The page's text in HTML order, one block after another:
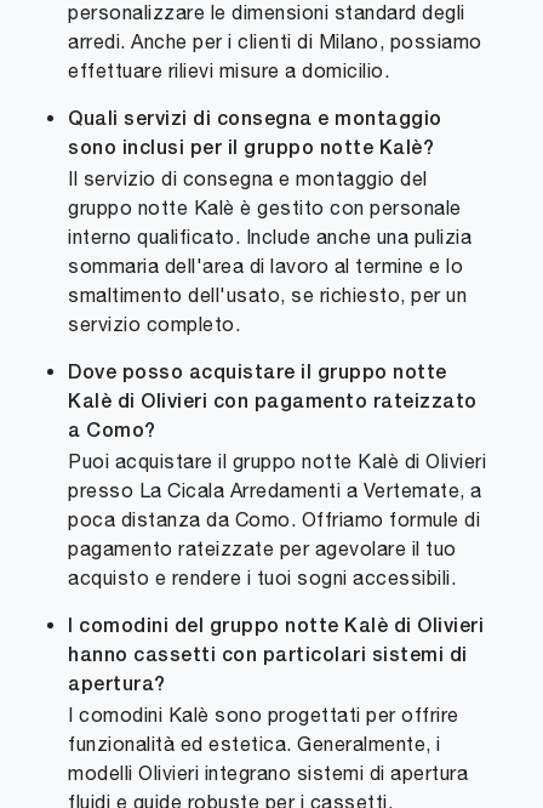
personalizzare le dimensioni standard degli
arredi. Anche per i clienti di Milano, possiamo
effettuare rilievi misure a domicilio.
Quali servizi di consegna e montaggio
sono inclusi per il gruppo notte Kalè?
Il servizio di consegna e montaggio del
gruppo notte Kalè è gestito con personale
interno qualificato. Include anche una pulizia
sommaria dell'area di lavoro al termine e lo
smaltimento dell'usato, se richiesto, per un
servizio completo.
Dove posso acquistare il gruppo notte
Kalè di Olivieri con pagamento rateizzato
a Como?
Puoi acquistare il gruppo notte Kalè di Olivieri
presso La Cicala Arredamenti a Vertemate, a
poca distanza da Como. Offriamo formule di
pagamento rateizzate per agevolare il tuo
acquisto e rendere i tuoi sogni accessibili.
I comodini del gruppo notte Kalè di Olivieri
hanno cassetti con particolari sistemi di
apertura?
I comodini Kalè sono progettati per offrire
funzionalità ed estetica. Generalmente, i
modelli Olivieri integrano sistemi di apertura
fluidi e guide robuste per i cassetti,